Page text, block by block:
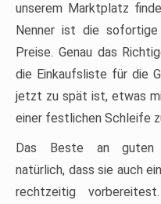
unserem Marktplatz
Nenner ist die
Preise. Genau das
die Einkaufsliste für die
jetzt zu spät ist, etwas
einer festlichen Schleife
Das Beste an guten
natürlich, dass sie auch
rechtzeitig